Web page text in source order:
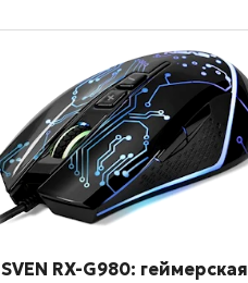
SVEN RX-G980: геймерская